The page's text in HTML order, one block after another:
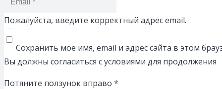
Пожалуйста, введите корректный адрес email.
Сохранить моё имя, email и адрес сайта в этом
Вы должны согласиться с условиями для продолжения
Потяните ползунок вправо *